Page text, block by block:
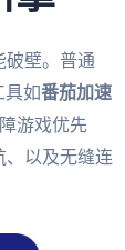
破壁。普通
具如番茄加速
游戏优先
、以及无缝连